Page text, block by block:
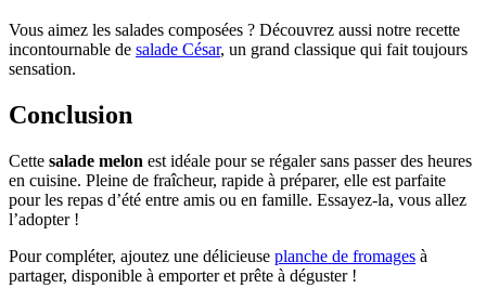
Vous aimez les salades composées ? Découvrez aussi notre recette
incontournable de salade César, un grand classique qui fait toujours
sensation.
Conclusion
Cette salade melon est idéale pour se régaler sans passer des heures
en cuisine. Pleine de fraîcheur, rapide à préparer, elle est parfaite
pour les repas d’été entre amis ou en famille. Essayez-la, vous allez
l’adopter !
Pour compléter, ajoutez une délicieuse planche de fromages à
partager, disponible à emporter et prête à déguster !